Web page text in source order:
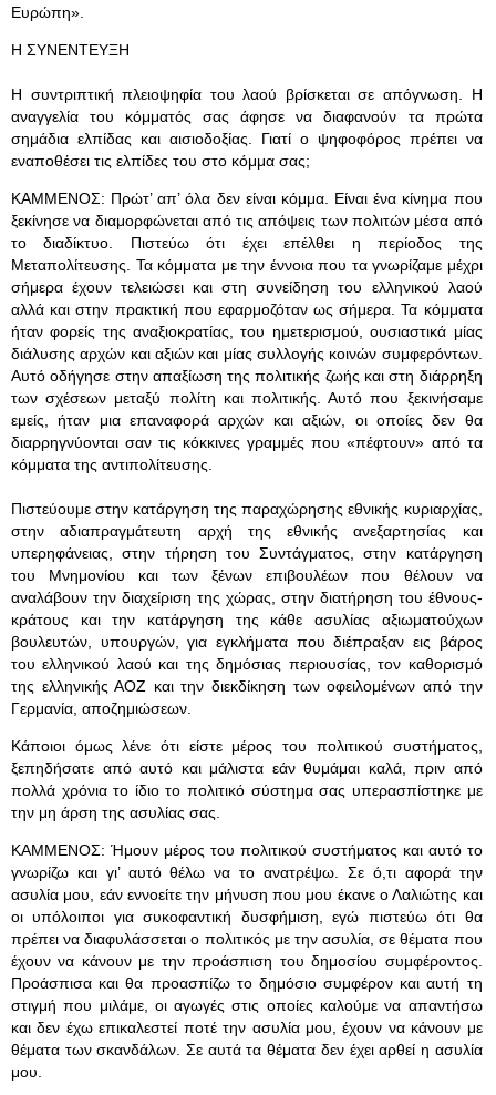
Ευρώπη».
Η ΣΥΝΕΝΤΕΥΞΗ
Η συντριπτική πλειοψηφία του λαού βρίσκεται σε απόγνωση. Η
αναγγελία του κόμματός σας άφησε να διαφανούν τα πρώτα
σημάδια ελπίδας και αισιοδοξίας. Γιατί ο ψηφοφόρος πρέπει να
εναποθέσει τις ελπίδες του στο κόμμα σας;
ΚΑΜΜΕΝΟΣ: Πρώτ’ απ’ όλα δεν είναι κόμμα. Είναι ένα κίνημα που
ξεκίνησε να διαμορφώνεται από τις απόψεις των πολιτών μέσα από
το διαδίκτυο. Πιστεύω ότι έχει επέλθει η περίοδος της
Μεταπολίτευσης. Τα κόμματα με την έννοια που τα γνωρίζαμε μέχρι
σήμερα έχουν τελειώσει και στη συνείδηση του ελληνικού λαού
αλλά και στην πρακτική που εφαρμοζόταν ως σήμερα. Τα κόμματα
ήταν φορείς της αναξιοκρατίας, του ημετερισμού, ουσιαστικά μίας
διάλυσης αρχών και αξιών και μίας συλλογής κοινών συμφερόντων.
Αυτό οδήγησε στην απαξίωση της πολιτικής ζωής και στη διάρρηξη
των σχέσεων μεταξύ πολίτη και πολιτικής. Αυτό που ξεκινήσαμε
εμείς, ήταν μια επαναφορά αρχών και αξιών, οι οποίες δεν θα
διαρρηγνύονται σαν τις κόκκινες γραμμές που «πέφτουν» από τα
κόμματα της αντιπολίτευσης.
Πιστεύουμε στην κατάργηση της παραχώρησης εθνικής κυριαρχίας,
στην αδιαπραγμάτευτη αρχή της εθνικής ανεξαρτησίας και
υπερηφάνειας, στην τήρηση του Συντάγματος, στην κατάργηση
του Μνημονίου και των ξένων επιβουλέων που θέλουν να
αναλάβουν την διαχείριση της χώρας, στην διατήρηση του έθνους-
κράτους και την κατάργηση της κάθε ασυλίας αξιωματούχων
βουλευτών, υπουργών, για εγκλήματα που διέπραξαν εις βάρος
του ελληνικού λαού και της δημόσιας περιουσίας, τον καθορισμό
της ελληνικής ΑΟΖ και την διεκδίκηση των οφειλομένων από την
Γερμανία, αποζημιώσεων.
Κάποιοι όμως λένε ότι είστε μέρος του πολιτικού συστήματος,
ξεπηδήσατε από αυτό και μάλιστα εάν θυμάμαι καλά, πριν από
πολλά χρόνια το ίδιο το πολιτικό σύστημα σας υπερασπίστηκε με
την μη άρση της ασυλίας σας.
ΚΑΜΜΕΝΟΣ: Ήμουν μέρος του πολιτικού συστήματος και αυτό το
γνωρίζω και γι’ αυτό θέλω να το ανατρέψω. Σε ό,τι αφορά την
ασυλία μου, εάν εννοείτε την μήνυση που μου έκανε ο Λαλιώτης και
οι υπόλοιποι για συκοφαντική δυσφήμιση, εγώ πιστεύω ότι θα
πρέπει να διαφυλάσσεται ο πολιτικός με την ασυλία, σε θέματα που
έχουν να κάνουν με την προάσπιση του δημοσίου συμφέροντος.
Προάσπισα και θα προασπίζω το δημόσιο συμφέρον και αυτή τη
στιγμή που μιλάμε, οι αγωγές στις οποίες καλούμε να απαντήσω
και δεν έχω επικαλεστεί ποτέ την ασυλία μου, έχουν να κάνουν με
θέματα των σκανδάλων. Σε αυτά τα θέματα δεν έχει αρθεί η ασυλία
μου.